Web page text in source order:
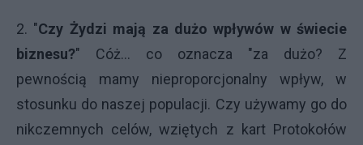
2. "Czy Żydzi mają za dużo wpływów w świecie
biznesu?" Cóż... co oznacza "za dużo? Z
pewnością mamy nieproporcjonalny wpływ, w
stosunku do naszej populacji. Czy używamy go do
nikczemnych celów, wziętych z kart Protokołów